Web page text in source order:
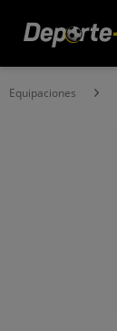
Equipaciones